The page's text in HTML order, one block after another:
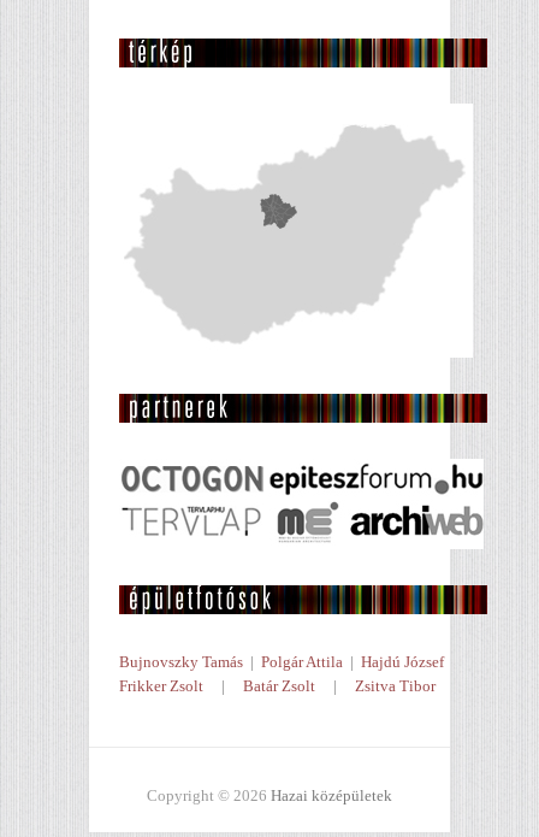
Bujnovszky Tamás | Polgár Attila | Hajdú József
Frikker Zsolt | Batár Zsolt | Zsitva Tibor
Copyright © 2026 Hazai középületek